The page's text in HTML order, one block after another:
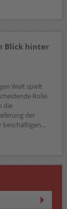
Blick hinter
Welt spielt
Rolle.
die
der
beschäftigen...